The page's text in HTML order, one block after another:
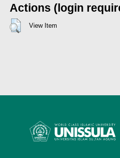
Actions (login
View Item